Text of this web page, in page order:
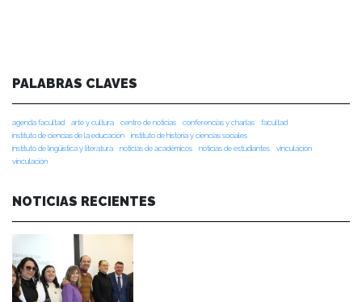
PALABRAS CLAVES
agenda facultad arte y cultura centro de noticias conferencias y charlas
facultad
instituto de ciencias de la educación
instituto de historia y ciencias sociales
instituto de lingüística y literatura
noticias de académicos noticias de estudiantes
vinculacion
vinculación
NOTICIAS RECIENTES